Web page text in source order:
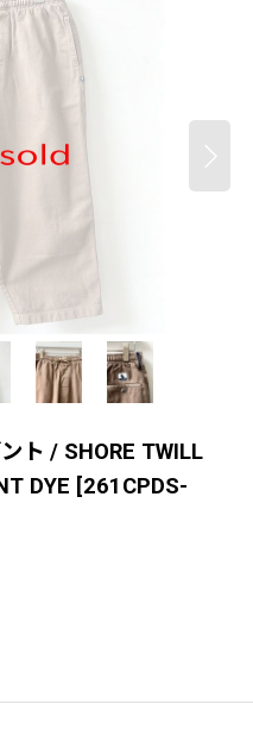
ト / SHORE TWILL
DYE [261CPDS-